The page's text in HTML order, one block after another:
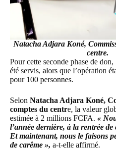
Natacha Adjara Koné,
centre.
Pour cette seconde phase de
été servis, alors que l’opération
pour 100 personnes.
Selon Natacha Adjara Koné,
comptes du centre, la valeur
estimée à 2 millions FCFA. «
l’année dernière, à la rentrée de
Et maintenant, nous le faisons
de carême », a-t-elle affirmé.